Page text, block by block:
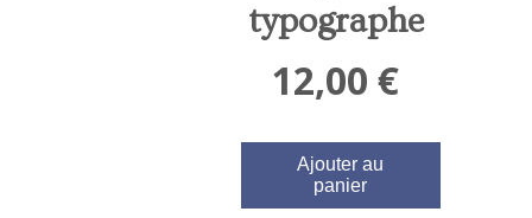
typographe
12,00€
Ajouter au
panier